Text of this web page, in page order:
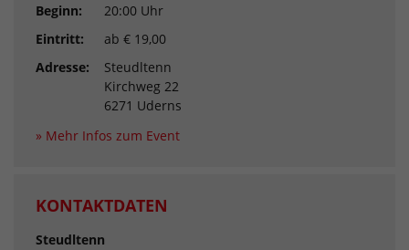
Beginn:
20:00 Uhr
Eintritt:
ab € 19,00
Adresse:
Steudltenn
Kirchweg 22
6271 Uderns
» Mehr Infos zum Event
KONTAKTDATEN
Steudltenn